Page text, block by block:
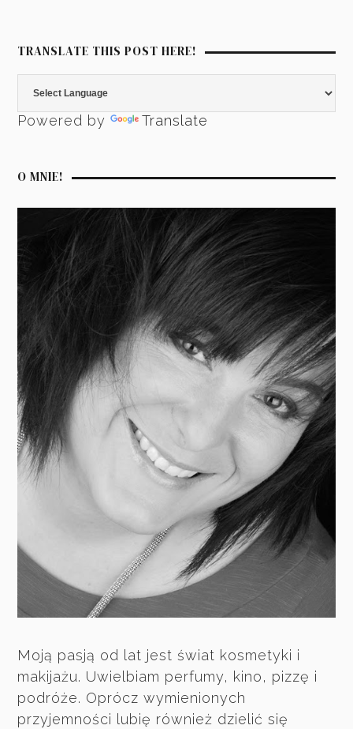
TRANSLATE THIS POST HERE!
Powered by Translate
O MNIE!
Moją pasją od lat jest świat kosmetyki i
makijażu. Uwielbiam perfumy, kino, pizzę i
podróże. Oprócz wymienionych
przyjemności lubię również dzielić się